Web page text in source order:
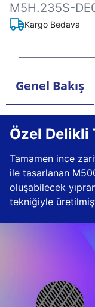
M5H.235S-
Kargo Bedava
Genel Bakış
Özel Delikli
Tamamen ince
ile tasarlanan
oluşabilecek
tekniğiyle